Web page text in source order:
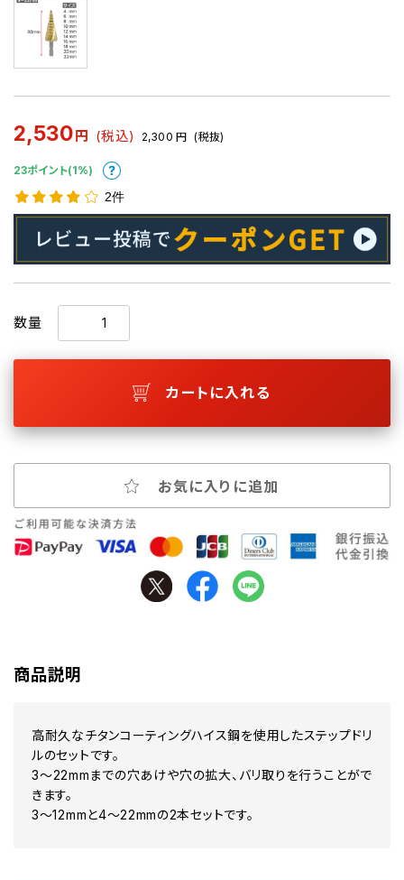
2,530 円 (税込) 2,300 円 (税抜)
23ポイント(1%)
2件
数量
カートに入れる
お気に入りに追加
商品説明
高耐久なチタンコーティングハイス鋼を使用したステップドリ
ルのセットです。
3～22mmまでの穴あけや穴の拡大、バリ取りを行うことがで
きます。
3～12mmと4～22mmの2本セットです。